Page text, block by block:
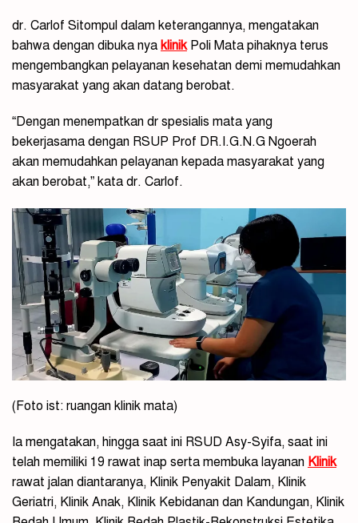
dr. Carlof Sitompul dalam keterangannya, mengatakan
bahwa dengan dibuka nya klinikPoli Mata pihaknya terus
mengembangkan pelayanan kesehatan demi memudahkan
masyarakat yang akan datang berobat.
“Dengan menempatkan dr spesialis mata yang
bekerjasama dengan RSUP Prof DR.I.G.N.G Ngoerah
akan memudahkan pelayanan kepada masyarakat yang
akan berobat,” kata dr. Carlof.
(Foto ist: ruangan klinik mata)
Ia mengatakan, hingga saat ini RSUD Asy-Syifa, saat ini
telah memiliki 19 rawat inap serta membuka layanan Klinik
rawat jalan diantaranya, Klinik Penyakit Dalam, Klinik
Geriatri, Klinik Anak, Klinik Kebidanan dan Kandungan, Klinik